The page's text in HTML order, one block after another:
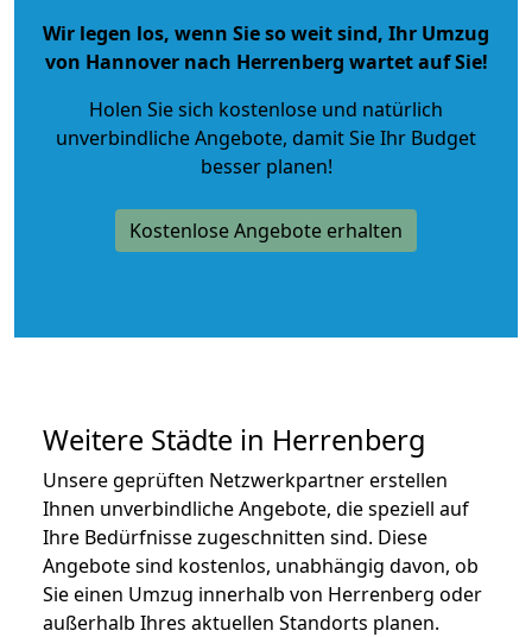
Wir legen los, wenn Sie so weit sind, Ihr Umzug
von Hannover nach Herrenberg wartet auf Sie!
Holen Sie sich kostenlose und natürlich
unverbindliche Angebote, damit Sie Ihr Budget
besser planen!
Kostenlose Angebote erhalten
Weitere Städte in Herrenberg
Unsere geprüften Netzwerkpartner erstellen
Ihnen unverbindliche Angebote, die speziell auf
Ihre Bedürfnisse zugeschnitten sind. Diese
Angebote sind kostenlos, unabhängig davon, ob
Sie einen Umzug innerhalb von Herrenberg oder
außerhalb Ihres aktuellen Standorts planen.